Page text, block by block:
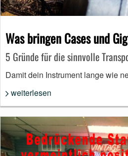
Was bringen Cases und
5 Gründe für die sinnvolle
Damit dein Instrument lange wie
weiterlesen